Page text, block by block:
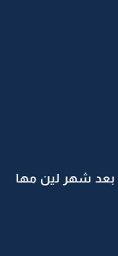
بعد شهر لين مها